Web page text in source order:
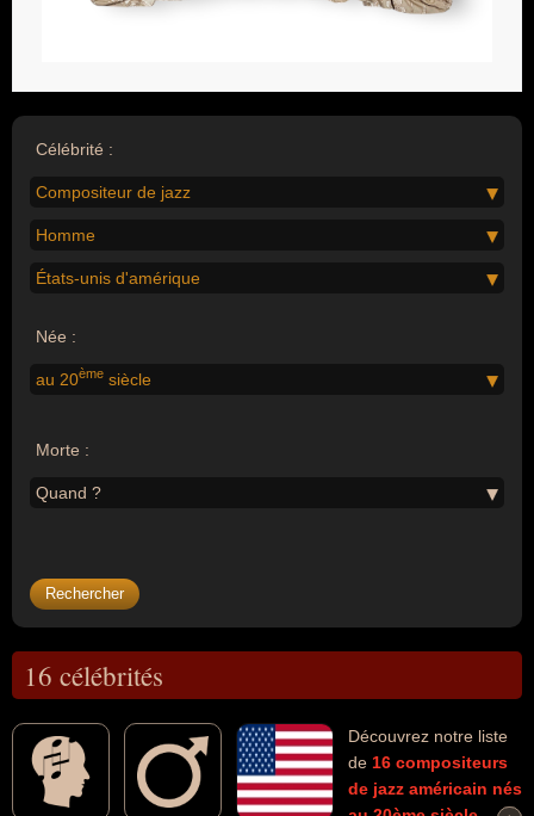
Célébrité :
Compositeur de jazz
Homme
États-unis d'amérique
Née :
au 20ème siècle
Morte :
Quand ?
16 célébrités
Découvrez notre liste
de 16 compositeurs
de jazz américain nés